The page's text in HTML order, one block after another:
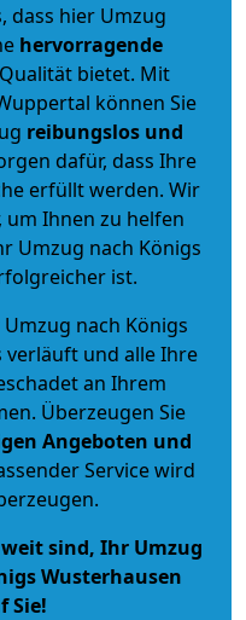
dass hier Umzug
hervorragende
bietet. Mit
können Sie
reibungslos und
dafür, dass Ihre
erfüllt werden. Wir
um Ihnen zu helfen
Umzug nach Königs
ist.
nach Königs
und alle Ihre
an Ihrem
Überzeugen Sie
Angeboten und
Service wird
sind, Ihr Umzug
Wusterhausen
Sie!